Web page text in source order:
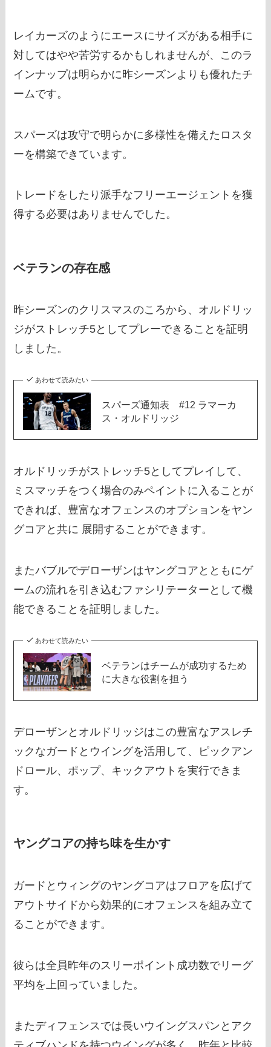
レイカーズのようにエースにサイズがある相手に
対してはやや苦労するかもしれませんが、このラ
インナップは明らかに昨シーズンよりも優れたチ
ームです。
スパーズは攻守で明らかに多様性を備えたロスタ
ーを構築できています。
トレードをしたり派手なフリーエージェントを獲
得する必要はありませんでした。
ベテランの存在感
昨シーズンのクリスマスのころから、オルドリッ
ジがストレッチ5としてプレーできることを証明
しました。
あわせて読みたい
スパーズ通知表 #12 ラマーカ
ス・オルドリッジ
オルドリッチがストレッチ5としてプレイして、
ミスマッチをつく場合のみペイントに入ることが
できれば、豊富なオフェンスのオプションをヤン
グコアと共に 展開することができます。
またバブルでデローザンはヤングコアとともにゲ
ームの流れを引き込むファシリテーターとして機
能できることを証明しました。
あわせて読みたい
ベテランはチームが成功するため
に大きな役割を担う
デローザンとオルドリッジはこの豊富なアスレチ
ックなガードとウイングを活用して、ピックアン
ドロール、ポップ、キックアウトを実行できま
す。
ヤングコアの持ち味を生かす
ガードとウィングのヤングコアはフロアを広げて
アウトサイドから効果的にオフェンスを組み立て
ることができます。
彼らは全員昨年のスリーポイント成功数でリーグ
平均を上回っていました。
またディフェンスでは長いウイングスパンとアク